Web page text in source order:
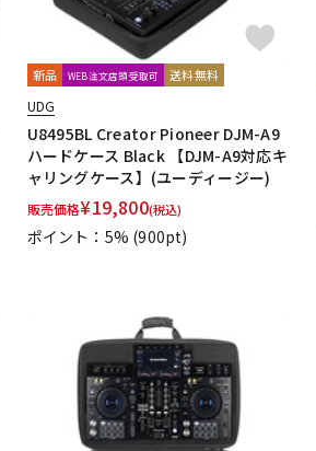
新品 WEB注文店頭受取可 送料無料
UDG
U8495BL Creator Pioneer DJM-A9
ハードケース Black 【DJM-A9対応キ
ャリングケース】(ユーディージー)
販売価格¥19,800(税込)
ポイント：5% (900pt)